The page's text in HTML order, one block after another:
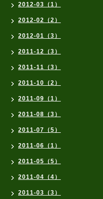
2012-03（1）
2012-02（2）
2012-01（3）
2011-12（3）
2011-11（3）
2011-10（2）
2011-09（1）
2011-08（3）
2011-07（5）
2011-06（1）
2011-05（5）
2011-04（4）
2011-03（3）